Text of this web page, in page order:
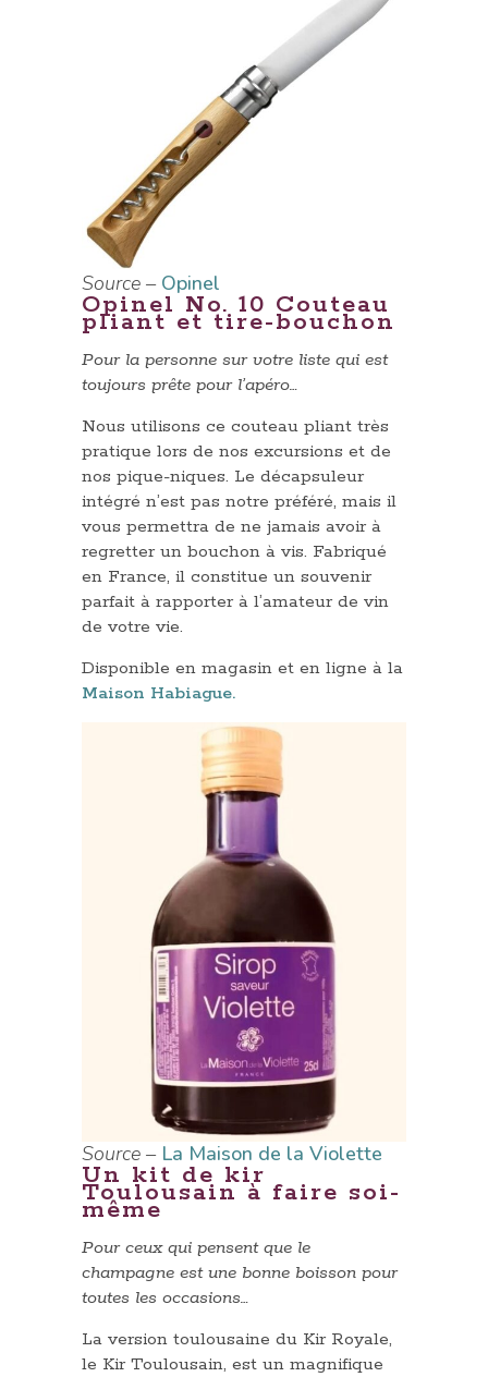
Source – Opinel
Opinel No. 10 Couteau
pliant et tire-bouchon
Pour la personne sur votre liste qui est
toujours prête pour l’apéro…
Nous utilisons ce couteau pliant très
pratique lors de nos excursions et de
nos pique-niques. Le décapsuleur
intégré n’est pas notre préféré, mais il
vous permettra de ne jamais avoir à
regretter un bouchon à vis. Fabriqué
en France, il constitue un souvenir
parfait à rapporter à l’amateur de vin
de votre vie.
Disponible en magasin et en ligne à la
Maison Habiague.
Source – La Maison de la Violette
Un kit de kir
Toulousain à faire soi-
même
Pour ceux qui pensent que le
champagne est une bonne boisson pour
toutes les occasions…
La version toulousaine du Kir Royale,
le Kir Toulousain, est un magnifique